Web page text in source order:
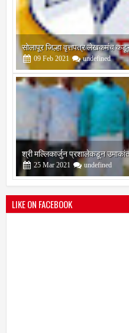
सोलापूर जिल्हा वृत्तपत्र लेखकमंच
09 Feb 2021 undefined
श्री मल्लिकार्जुन प्रशालेकडून उमाकांत
25 Mar 2021 undefined
LIKE ON FACEBOOK